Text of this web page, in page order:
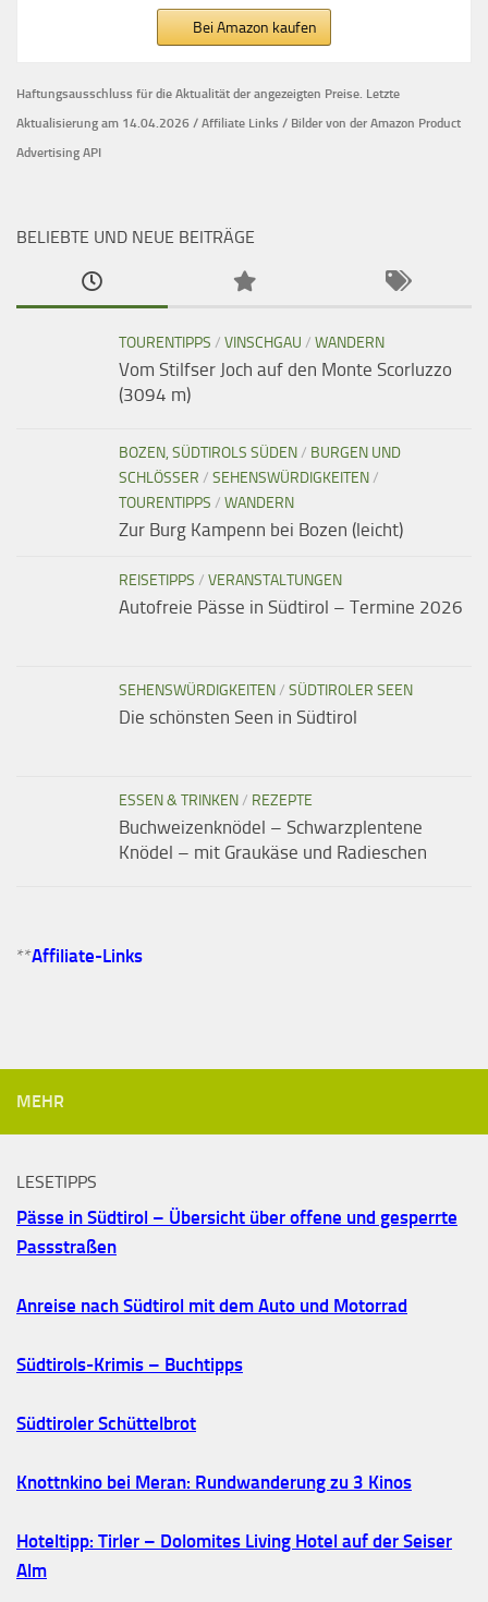
Bei Amazon kaufen
Haftungsausschluss für die Aktualität der angezeigten Preise. Letzte
Aktualisierung am 14.04.2026 / Affiliate Links / Bilder von der Amazon Product
Advertising API
BELIEBTE UND NEUE BEITRÄGE
TOURENTIPPS / VINSCHGAU / WANDERN
Vom Stilfser Joch auf den Monte Scorluzzo
(3094 m)
BOZEN, SÜDTIROLS SÜDEN/ BURGEN UND
SCHLÖSSER / SEHENSWÜRDIGKEITEN/
TOURENTIPPS / WANDERN
Zur Burg Kampenn bei Bozen (leicht)
REISETIPPS / VERANSTALTUNGEN
Autofreie Pässe in Südtirol – Termine 2026
SEHENSWÜRDIGKEITEN/ SÜDTIROLER SEEN
Die schönsten Seen in Südtirol
ESSEN & TRINKEN/ REZEPTE
Buchweizenknödel – Schwarzplentene
Knödel – mit Graukäse und Radieschen
**Affiliate-Links
MEHR
LESETIPPS
Pässe in Südtirol – Übersicht über offene und gesperrte
Passstraßen
Anreise nach Südtirol mit dem Auto und Motorrad
Südtirols-Krimis – Buchtipps
Südtiroler Schüttelbrot
Knottnkino bei Meran: Rundwanderung zu 3 Kinos
Hoteltipp: Tirler – Dolomites Living Hotel auf der Seiser
Alm